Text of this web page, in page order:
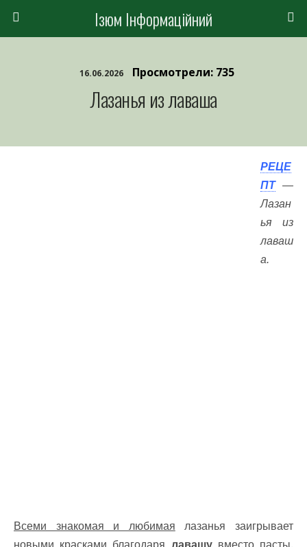
Ізюм Інформаційний
16.06.2026 Просмотрели: 735
Лазанья из лаваша
РЕЦЕ
ПТ—
Лазан
ья из
лаваш
а.
Всеми знакомая и любимая лазанья заигрывает
новыми красками благодаря лавашувместо пасты.